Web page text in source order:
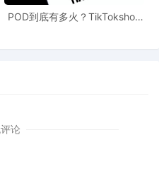
）
一家由退伍军人全资经营
POD到底有多火？TikTokshop
论